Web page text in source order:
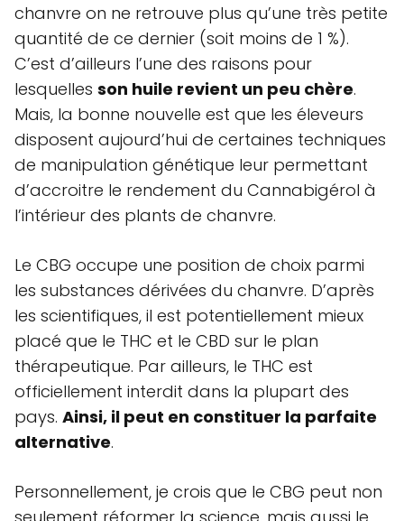
chanvre on ne retrouve plus qu’une très petite
quantité de ce dernier (soit moins de 1 %).
C’est d’ailleurs l’une des raisons pour
lesquelles son huile revient un peu chère.
Mais, la bonne nouvelle est que les éleveurs
disposent aujourd’hui de certaines techniques
de manipulation génétique leur permettant
d’accroitre le rendement du Cannabigérol à
l’intérieur des plants de chanvre.
Le CBG occupe une position de choix parmi
les substances dérivées du chanvre. D’après
les scientifiques, il est potentiellement mieux
placé que le THC et le CBD sur le plan
thérapeutique. Par ailleurs, le THC est
officiellement interdit dans la plupart des
pays. Ainsi, il peut en constituer la parfaite
alternative.
Personnellement, je crois que le CBG peut non